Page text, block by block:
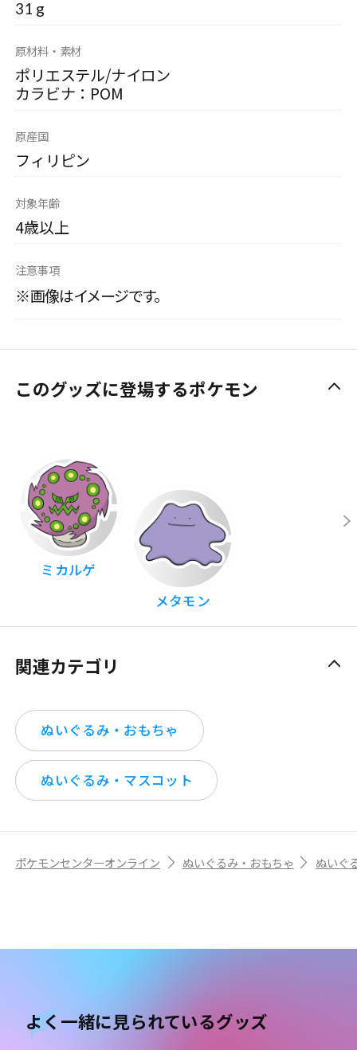
31 g
原材料・素材
ポリエステル/ナイロン
カラビナ：POM
原産国
フィリピン
対象年齢
4歳以上
注意事項
※画像はイメージです。
このグッズに登場するポケモン
ミカルゲ
メタモン
関連カテゴリ
ぬいぐるみ・おもちゃ
ぬいぐるみ・マスコット
ポケモンセンターオンライン ぬいぐるみ・おもちゃ ぬいぐ
よく一緒に見られているグッズ